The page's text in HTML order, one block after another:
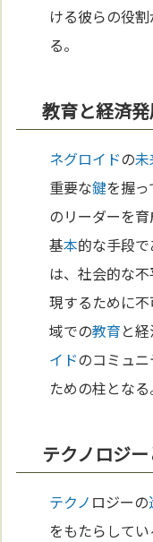
ける彼らの役
る。
教育と経済
ネグロイドの未
重要な鍵を握
のリーダーを育
基本的な手段
は、社会的な
現するために不
域での教育と
イドのコミュ
ための柱となる
テクノロジ
テクノ ロジーの
をもたらしてい